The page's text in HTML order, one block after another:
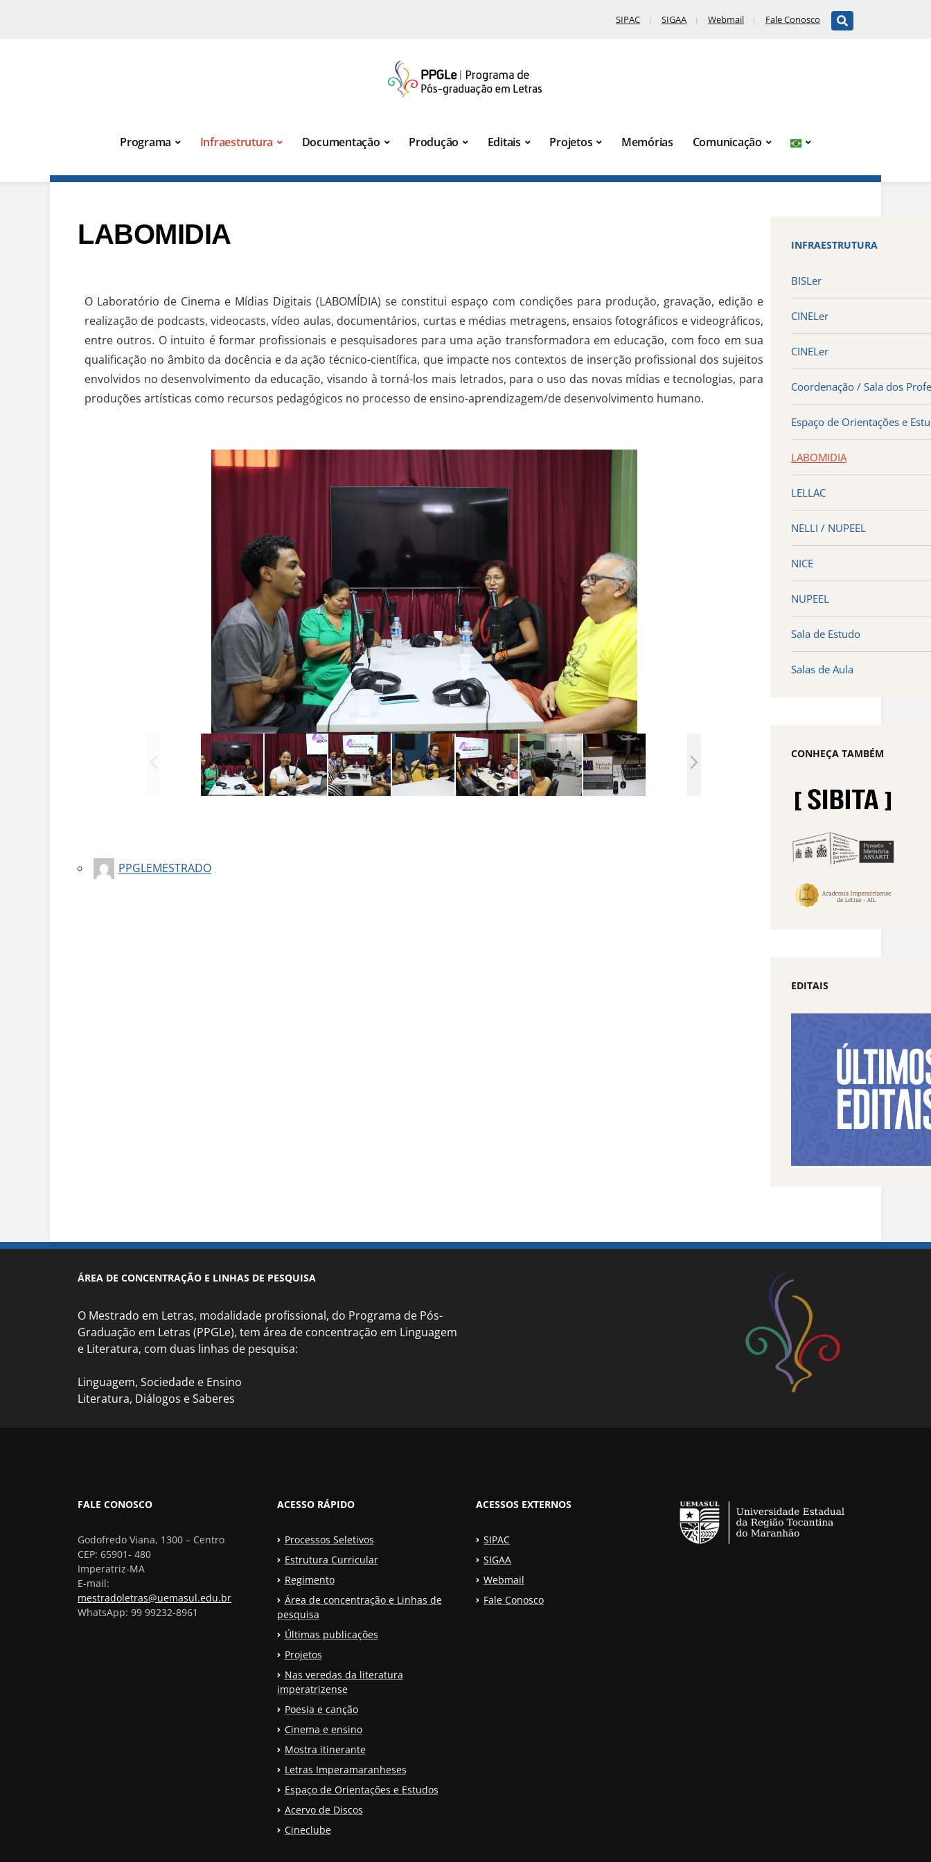
SIPAC SIGAA Webmail Fale Conosco
Programa Infraestrutura Documentação Produção Editais Projetos Memórias Comunicação
LABOMIDIA
O Laboratório de Cinema e Mídias Digitais (LABOMÍDIA) se constitui espaço com condições para produção, gravação, edição e
realização de podcasts, videocasts, vídeo aulas, documentários, curtas e médias metragens, ensaios fotográficos e videográficos,
entre outros. O intuito é formar profissionais e pesquisadores para uma ação transformadora em educação, com foco em sua
qualificação no âmbito da docência e da ação técnico-científica, que impacte nos contextos de inserção profissional dos sujeitos
envolvidos no desenvolvimento da educação, visando à torná-los mais letrados, para o uso das novas mídias e tecnologias, para
produções artísticas como recursos pedagógicos no processo de ensino-aprendizagem/de desenvolvimento humano.
PPGLEMESTRADO
INFRAESTRUTURA
BISLer
CINELer
CINELer
Coordenação / Sala dos
Espaço de Orientações e
LABOMIDIA
LELLAC
NELLI / NUPEEL
NICE
NUPEEL
Sala de Estudo
Salas de Aula
CONHEÇA TAMBÉM
EDITAIS
ÁREA DE CONCENTRAÇÃO E LINHAS DE PESQUISA
O Mestrado em Letras, modalidade profissional, do Programa de Pós-
Graduação em Letras (PPGLe), tem área de concentração em Linguagem
e Literatura, com duas linhas de pesquisa:
Linguagem, Sociedade e Ensino
Literatura, Diálogos e Saberes
FALE CONOSCO
Godofredo Viana, 1300 – Centro
CEP: 65901- 480
Imperatriz-MA
E-mail:
mestradoletras@uemasul.edu.br
WhatsApp: 99 99232-8961
ACESSO RÁPIDO
Processos Seletivos
Estrutura Curricular
Regimento
Área de concentração e Linhas de
pesquisa
Últimas publicações
Projetos
Nas veredas da literatura
imperatrizense
Poesia e canção
Cinema e ensino
Mostra itinerante
Letras Imperamaranheses
Espaço de Orientações e Estudos
Acervo de Discos
Cineclube
ACESSOS EXTERNOS
SIPAC
SIGAA
Webmail
Fale Conosco